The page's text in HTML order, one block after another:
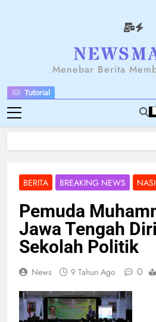
Tutorial
Menebar Berita
BERITA BREAKING NEWS
Pemuda
Jawa Tengah
Sekolah Politik
News 9 Tahun Ago 0